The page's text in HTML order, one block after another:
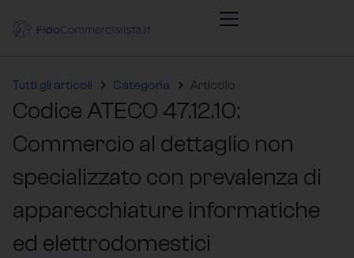
Tutti gli articoli Categoria Articolo
Codice ATECO 47.12.10:
Commercio al dettaglio non
specializzato con prevalenza di
apparecchiature informatiche
ed elettrodomestici